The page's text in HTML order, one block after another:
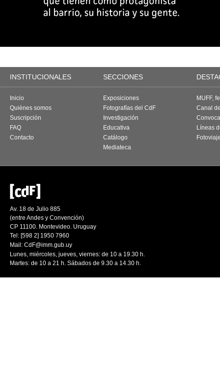
INSTITUCIONALES SECCIONES
Inicio
Quiénes somos
Suscripción
FAQ
Contacto
Exposiciones
Fotografías del CdF
Investigación
Educativa
Catálogo
Mediateca
MUFF,
Canal
Líneas
Av. 18 de Julio 885
(entre Andes y Convención)
CP 11100. Montevideo. Uruguay
Tel: [598 2] 1950 7960
Mail: CdF@imm.gub.uy
Lunes, miércoles, jueves, viernes: de 10 a 19.30 h.
Martes: de 10 a 21 h. Sábados de 9.30 a 14.30 h.